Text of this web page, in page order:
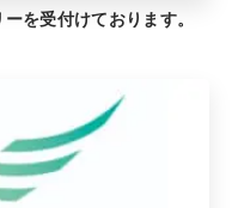
を受付けております。